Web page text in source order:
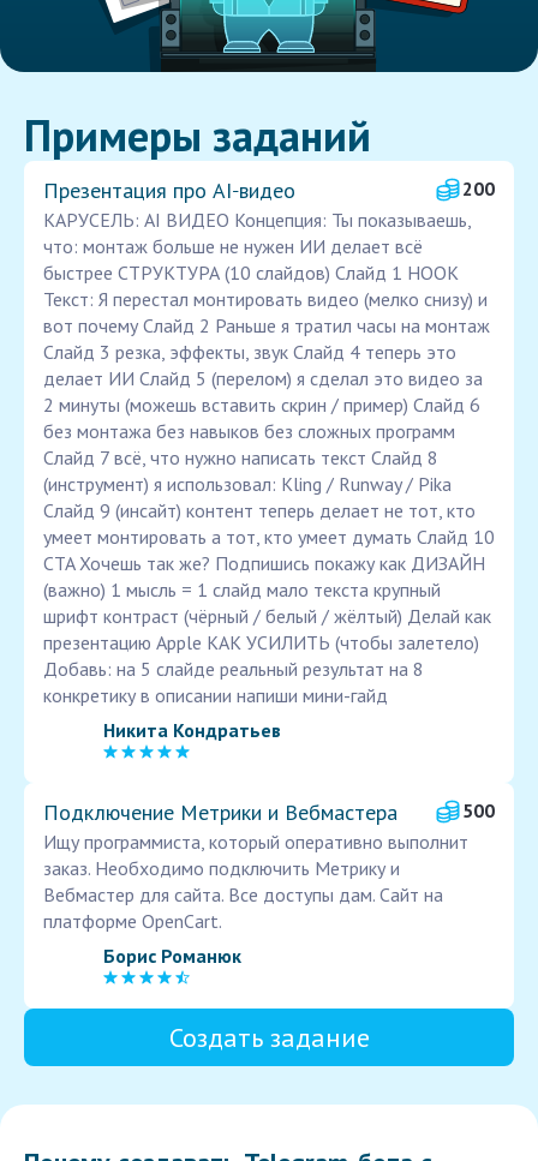
Примеры заданий
Презентация про AI‑видео
200
КАРУСЕЛЬ: AI ВИДЕО Концепция: Ты показываешь,
что: монтаж больше не нужен ИИ делает всё
быстрее СТРУКТУРА (10 слайдов) Слайд 1 HOOK
Текст: Я перестал монтировать видео (мелко снизу) и
вот почему Слайд 2 Раньше я тратил часы на монтаж
Слайд 3 резка, эффекты, звук Слайд 4 теперь это
делает ИИ Слайд 5 (перелом) я сделал это видео за
2 минуты (можешь вставить скрин / пример) Слайд 6
без монтажа без навыков без сложных программ
Слайд 7 всё, что нужно написать текст Слайд 8
(инструмент) я использовал: Kling / Runway / Pika
Слайд 9 (инсайт) контент теперь делает не тот, кто
умеет монтировать а тот, кто умеет думать Слайд 10
CTA Хочешь так же? Подпишись покажу как ДИЗАЙН
(важно) 1 мысль = 1 слайд мало текста крупный
шрифт контраст (чёрный / белый / жёлтый) Делай как
презентацию Apple КАК УСИЛИТЬ (чтобы залетело)
Добавь: на 5 слайде реальный результат на 8
конкретику в описании напиши мини-гайд
Никита Кондратьев
Подключение Метрики и Вебмастера
500
Ищу программиста, который оперативно выполнит
заказ. Необходимо подключить Метрику и
Вебмастер для сайта. Все доступы дам. Сайт на
платформе OpenCart.
Борис Романюк
Создать задание